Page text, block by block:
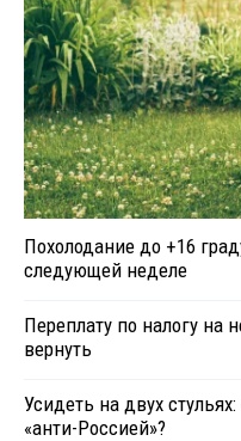
Похолодание до +16
следующей неделе
Переплату по налогу
вернуть
Усидеть на двух
«анти-Россией»?